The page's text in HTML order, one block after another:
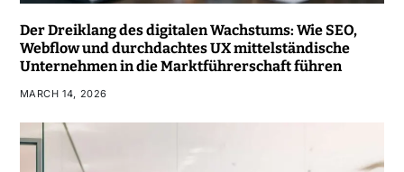
Der Dreiklang des digitalen Wachstums: Wie SEO,
Webflow und durchdachtes UX mittelständische
Unternehmen in die Marktführerschaft führen
MARCH 14, 2026